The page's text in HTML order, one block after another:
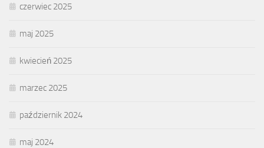
czerwiec 2025
maj 2025
kwiecień 2025
marzec 2025
październik 2024
maj 2024